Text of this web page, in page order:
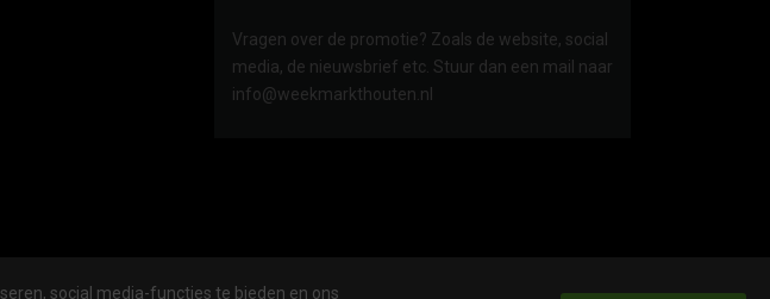
Vragen over de promotie? Zoals de website, social
media, de nieuwsbrief etc. Stuur dan een mail naar
info@weekmarkthouten.nl
social media-functies te bieden en ons